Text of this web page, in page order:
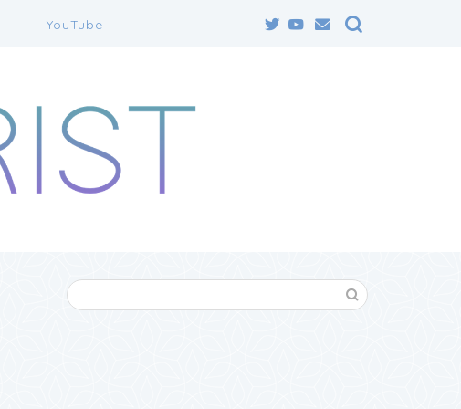
YouTube